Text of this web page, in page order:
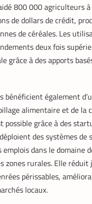
800 000 agriculteurs
de dollars de crédit,
de céréales. Les
deux fois
grâce à des apports
bénéficient également
alimentaire et de la
possible grâce à des
des systèmes de
dans le domaine
zones rurales. Elle réduit
périssables,
locaux.